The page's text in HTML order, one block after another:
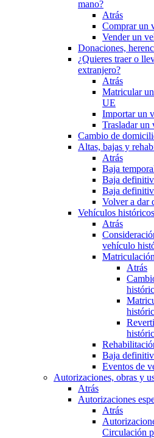
mano?
Atrás
Comprar un
Vender un
Donaciones,
¿Quieres traer o
extranjero?
Atrás
Matricular
UE
Importar un
Trasladar un
Cambio de
Altas, bajas y
Atrás
Baja
Baja
Baja
Volver a dar
Vehículos históricos
Atrás
vehículo
Atrás
Baja
Eventos de
Autorizaciones, obras y
Atrás
Autorizaciones
Atrás
Circulación